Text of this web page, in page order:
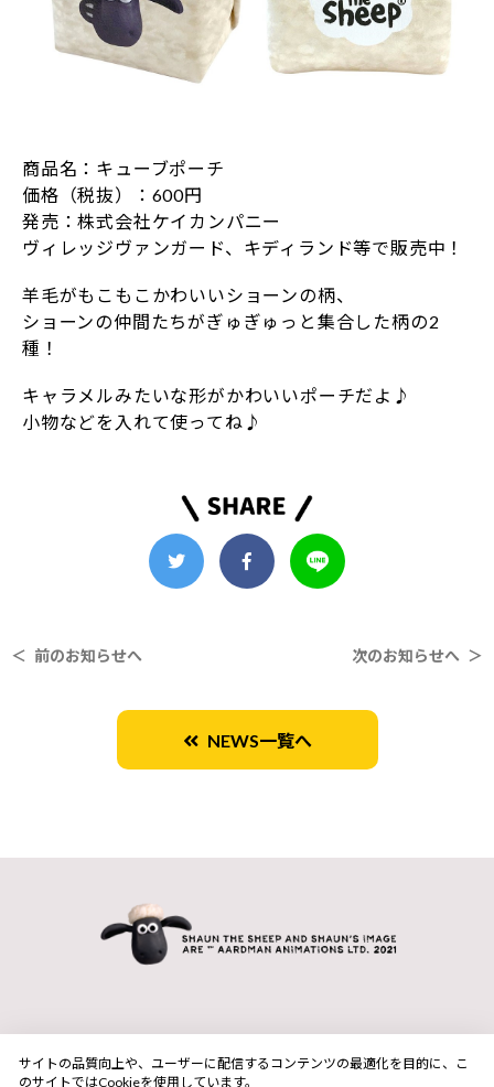
商品名：キューブポーチ
価格（税抜）：600円
発売：株式会社ケイカンパニー
ヴィレッジヴァンガード、キディランド等で販売中！
羊毛がもこもこかわいいショーンの柄、
ショーンの仲間たちがぎゅぎゅっと集合した柄の2
種！
キャラメルみたいな形がかわいいポーチだよ♪
小物などを入れて使ってね♪
＜ 前のお知らせへ 次のお知らせへ ＞
NEWS一覧へ
サイトの品質向上や、ユーザーに配信するコンテンツの最適化を目的に、こ
のサイトではCookieを使用しています。